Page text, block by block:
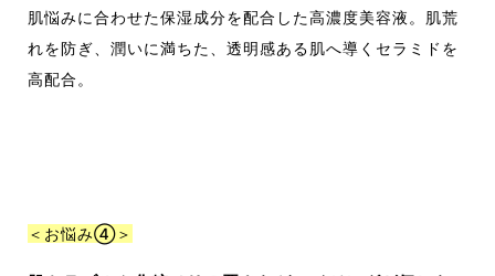
肌悩みに合わせた保湿成分を配合した高濃度美容液。肌荒
れを防ぎ、潤いに満ちた、透明感ある肌へ導くセラミドを
高配合。
＜お悩み④＞